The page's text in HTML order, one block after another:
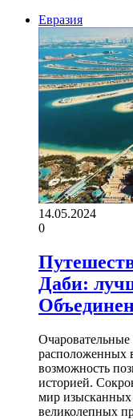
Евразия
14.05.2024
0
Даби:
Очаровательные
расположенных
возможность
историей.
мир изысканных
великолепных